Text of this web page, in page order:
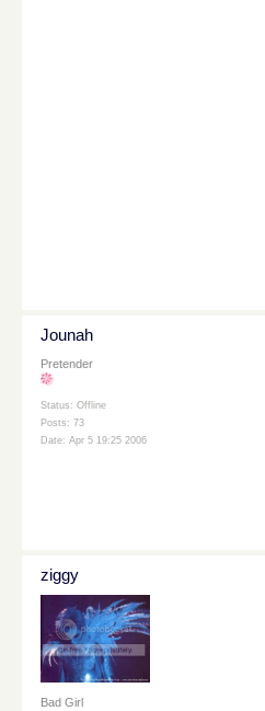
Jounah
Pretender
Status: Offline
Posts: 73
Date: Apr 5 19:25 2006
ziggy
Bad Girl